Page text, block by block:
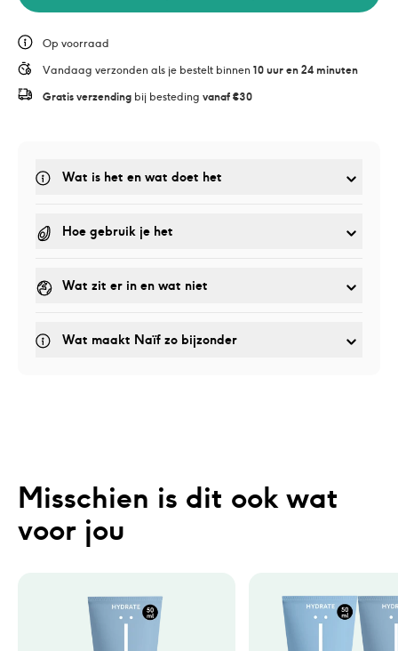
Op voorraad
Vandaag verzonden als je bestelt binnen 10 uur en 24 minuten
Gratis verzending bij besteding vanaf €30
Wat is het en wat doet het
Hoe gebruik je het
Wat zit er in en wat niet
Wat maakt Naïf zo bijzonder
Misschien is dit ook wat
voor jou